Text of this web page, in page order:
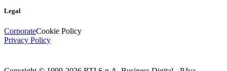
Legal
CorporateCookie Policy
Privacy Policy